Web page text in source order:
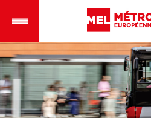
principal
mobile
Panneau de gestion des cookies